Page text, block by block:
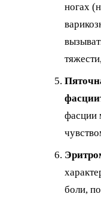
ногах
фасции
боли,